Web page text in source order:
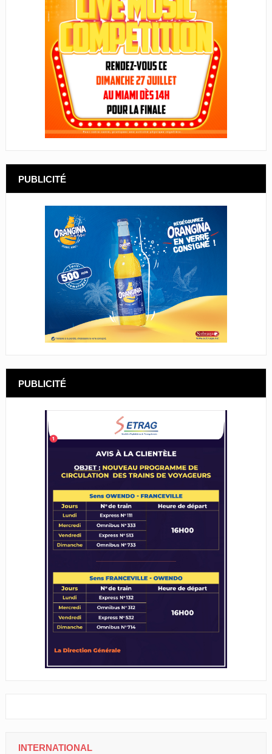
PUBLICITÉ
PUBLICITÉ
INTERNATIONAL